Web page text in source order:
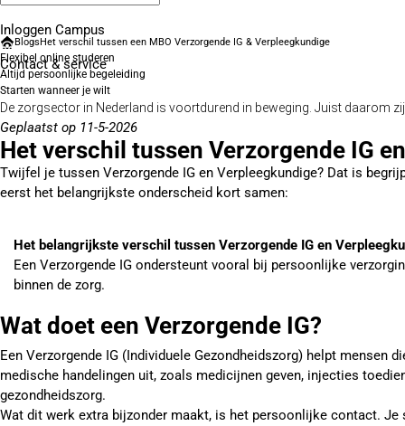
Inloggen Campus
Contact& service
BlogsHet verschil tussen een MBO Verzorgende IG & Verpleegkundige
Flexibel online studeren
Altijd persoonlijke begeleiding
Starten wanneer je wilt
De zorgsector in Nederland is voortdurend in beweging. Juist daarom
Geplaatst op 11-5-2026
Het verschil tussen Verzorgende IG
Twijfel je tussen Verzorgende IG en Verpleegkundige? Dat is
eerst het belangrijkste onderscheid kort samen:
Het belangrijkste verschil tussen Verzorgende IG en
Een Verzorgende IG ondersteunt vooral bij persoonlijke
binnen de zorg.
Wat doet een Verzorgende IG?
Een Verzorgende IG (Individuele Gezondheidszorg) helpt
medische handelingen uit, zoals medicijnen geven, injecties
gezondheidszorg.
Wat dit werk extra bijzonder maakt, is het persoonlijke contact.